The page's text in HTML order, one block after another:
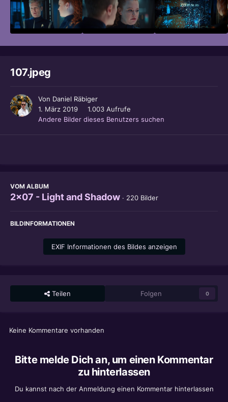
107.jpeg
Von Daniel Räbiger
1. März 2019
1.003 Aufrufe
Andere Bilder dieses Benutzers suchen
VOM ALBUM
2x07 - Light and Shadow · 220 Bilder
BILDINFORMATIONEN
EXIF Informationen des Bildes anzeigen
Teilen Folgen 0
Keine Kommentare vorhanden
Bitte melde Dich an, um einen Kommentar
zu hinterlassen
Du kannst nach der Anmeldung einen Kommentar hinterlassen